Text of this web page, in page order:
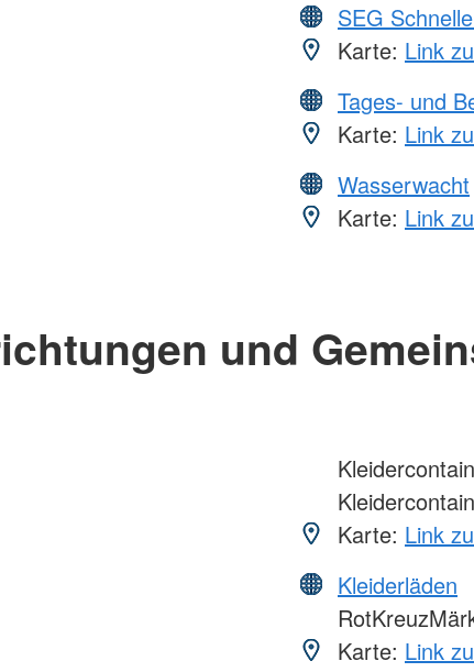
SEG
Karte: Link
Tages- und
Karte: Link
Wasserwacht
Karte: Link
und
Karte: Link
Kleiderläden
Karte: Link